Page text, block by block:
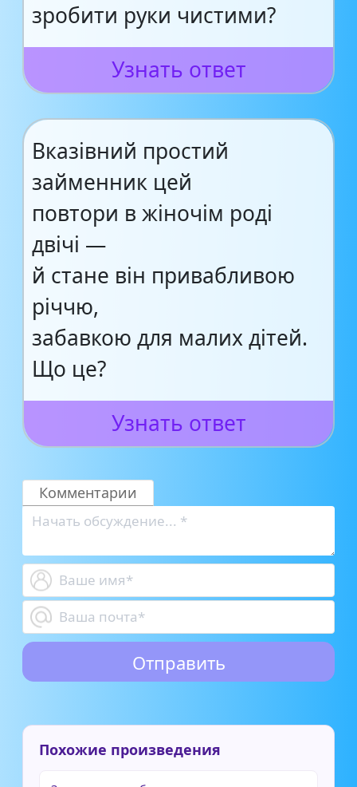
зробити руки чистими?
Узнать ответ
Вказівний простий
займенник цей
повтори в жіночім роді
двічі —
й стане він привабливою
річчю,
забавкою для малих дітей.
Що це?
Узнать ответ
Комментарии
Похожие произведения